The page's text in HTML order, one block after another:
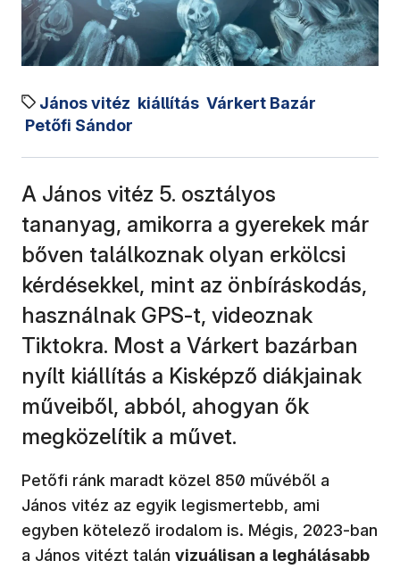
János vitéz kiállítás Várkert Bazár
Petőfi Sándor
A János vitéz 5. osztályos
tananyag, amikorra a gyerekek már
bőven találkoznak olyan erkölcsi
kérdésekkel, mint az önbíráskodás,
használnak GPS-t, videoznak
Tiktokra. Most a Várkert bazárban
nyílt kiállítás a Kisképző diákjainak
műveiből, abból, ahogyan ők
megközelítik a művet.
Petőfi ránk maradt közel 850 művéből a
János vitéz az egyik legismertebb, ami
egyben kötelező irodalom is. Mégis, 2023-ban
a János vitézt talán vizuálisan a leghálásabb